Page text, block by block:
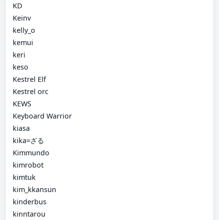
KD
Keinv
kelly_o
kemui
keri
keso
Kestrel Elf
Kestrel orc
KEWS
Keyboard Warrior
kiasa
kika=ざる
Kimmundo
kimrobot
kimtuk
kim_kkansun
kinderbus
kinntarou